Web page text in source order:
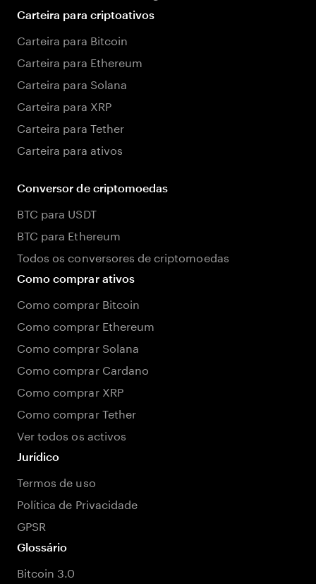
Carteira para criptoativos
Carteira para Bitcoin
Carteira para Ethereum
Carteira para Solana
Carteira para XRP
Carteira para Tether
Carteira para ativos
Conversor de criptomoedas
BTC para USDT
BTC para Ethereum
Todos os conversores de criptomoedas
Como comprar ativos
Como comprar Bitcoin
Como comprar Ethereum
Como comprar Solana
Como comprar Cardano
Como comprar XRP
Como comprar Tether
Ver todos os activos
Jurídico
Termos de uso
Política de Privacidade
GPSR
Glossário
Bitcoin 3.0